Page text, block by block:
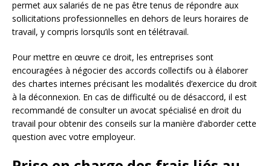
permet aux salariés de ne pas être tenus de répondre aux
sollicitations professionnelles en dehors de leurs horaires de
travail, y compris lorsqu’ils sont en télétravail.
Pour mettre en œuvre ce droit, les entreprises sont
encouragées à négocier des accords collectifs ou à élaborer
des chartes internes précisant les modalités d’exercice du droit
à la déconnexion. En cas de difficulté ou de désaccord, il est
recommandé de consulter un avocat spécialisé en droit du
travail pour obtenir des conseils sur la manière d’aborder cette
question avec votre employeur.